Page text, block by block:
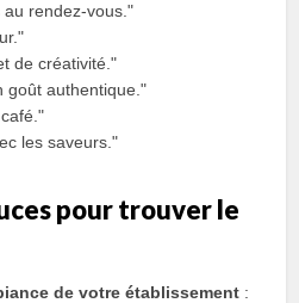
rendez-vous."
de créativité."
goût authentique."
les saveurs."
pour trouver le
de votre établissement :